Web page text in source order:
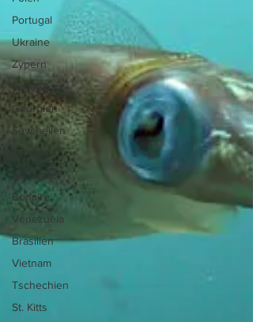
Portugal
Ukraine
Zypern
Kanada
Georgien
Seychellen
Schweden
Bonaire
Venezuela
Brasilien
Vietnam
Tschechien
St. Kitts